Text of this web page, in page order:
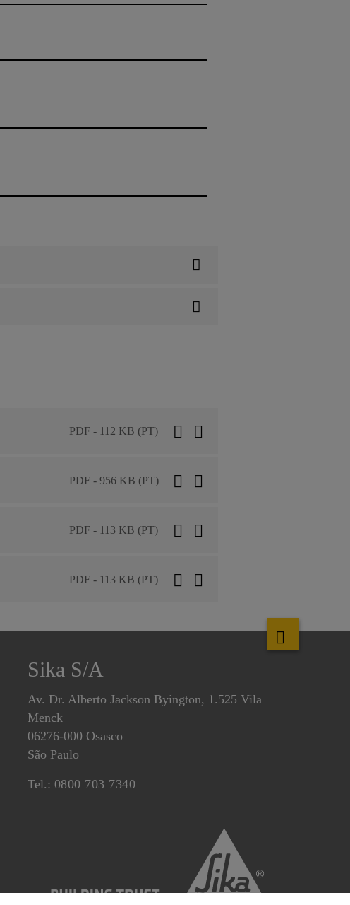
PDF - 112 KB (PT)
PDF - 956 KB (PT)
PDF - 113 KB (PT)
PDF - 113 KB (PT)
Sika S/A
Av. Dr. Alberto Jackson Byington, 1.525 Vila
Menck
06276-000 Osasco
São Paulo
Tel.: 0800 703 7340